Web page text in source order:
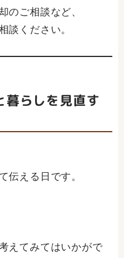
のご相談など、
談ください。
らしを見直す
伝える日です。
えてみてはいかがで